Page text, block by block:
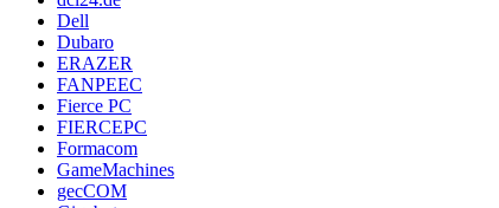
Dell
Dubaro
ERAZER
FANPEEC
Fierce PC
FIERCEPC
Formacom
GameMachines
gecCOM